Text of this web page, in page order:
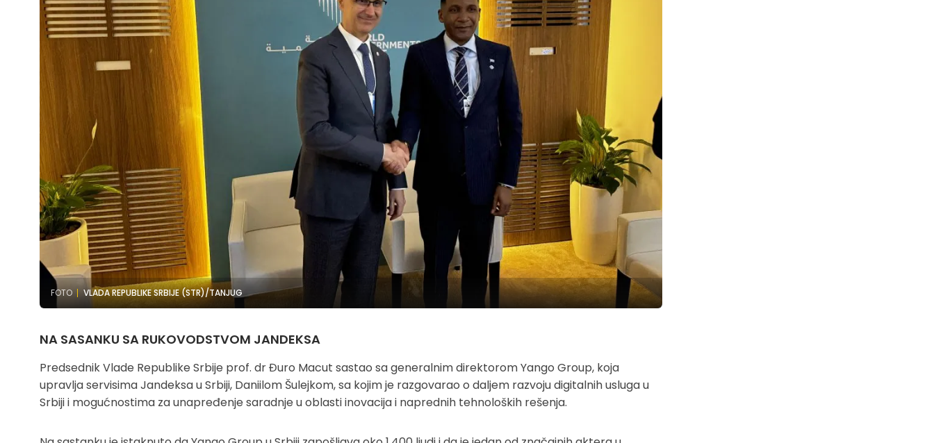
FOTO VLADA REPUBLIKE SRBIJE (STR)/TANJUG
NA SASANKU SA RUKOVODSTVOM JANDEKSA
Predsednik Vlade Republike Srbije prof. dr Đuro Macut sastao sa generalnim direktorom Yango Group, koja
upravlja servisima Jandeksa u Srbiji, Daniilom Šulejkom, sa kojim je razgovarao o daljem razvoju digitalnih usluga u
Srbiji i mogućnostima za unapređenje saradnje u oblasti inovacija i naprednih tehnoloških rešenja.